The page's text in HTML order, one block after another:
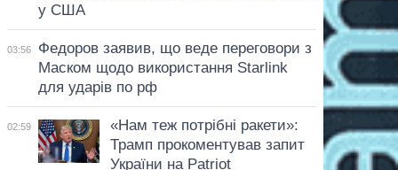
у США
03:56
Федоров заявив, що веде переговори з
Маском щодо використання Starlink
для ударів по рф
02:59
«Нам теж потрібні ракети»:
Трамп прокоментував запит
України на Patriot